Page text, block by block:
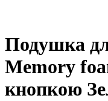
Подушка
Memory
кнопкою